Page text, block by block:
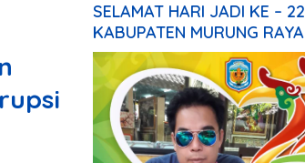
SELAMAT HARI JADI KE – 22
KABUPATEN MURUNG RAYA